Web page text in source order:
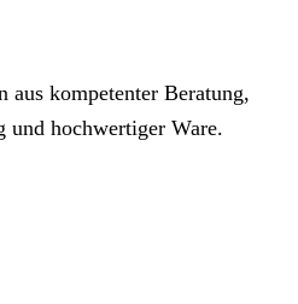
aus kompetenter Beratung,
und hochwertiger Ware.